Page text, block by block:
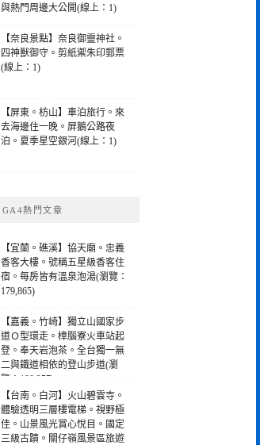
與熱門周邊大公開(線上：1)
【奈良景點】奈良御靈神社。
四神獸御守。剪紙禦朱印郵票
(線上：1)
【屏東。枋山】車泊旅行。來
去海邊住一晚。屏鵝公路夜
泊。夏季星空銀河(線上：1)
GA4熱門文章
【宜蘭。礁溪】協天廟。忠義
香客大樓。號稱五星級香客住
宿。每房皆有溫泉泡湯(瀏覽：
179,865)
【嘉義。竹崎】獨立山國家步
道Ｏ型環走。樟腦寮火車站起
登。奉天岩泡茶。全台獨一無
二與鐵道相依的登山步道(瀏
覽：190,257)
【台南。白河】火山碧雲寺。
體驗透明三層樓電梯。視野極
佳。山景風光賞心悅目。國定
三級古蹟。關仔嶺風景區旅遊